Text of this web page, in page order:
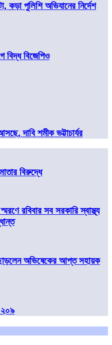
পুলিশি অভিযানের নির্দেশ
বিদ্ধ বিজেপিও
দাবি শমীক ভট্টাচার্যর
বিরুদ্ধে
রবিবার সব সরকারি স্বাস্থ্য
ছাড়লেন অভিষেকের আপ্ত সহায়ক
২০৯